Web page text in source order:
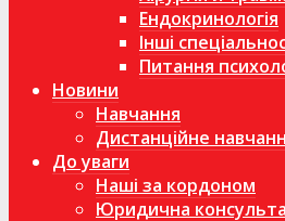
Ендокринологія
Інші
Питання
Новини
Навчання
Дистанційне
До уваги
Наші за кордоном
Юридична